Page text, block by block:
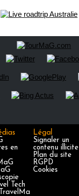
en
Tech
Légal
Signaler un
contenu illicite
Plan du site
RGPD
Cookies